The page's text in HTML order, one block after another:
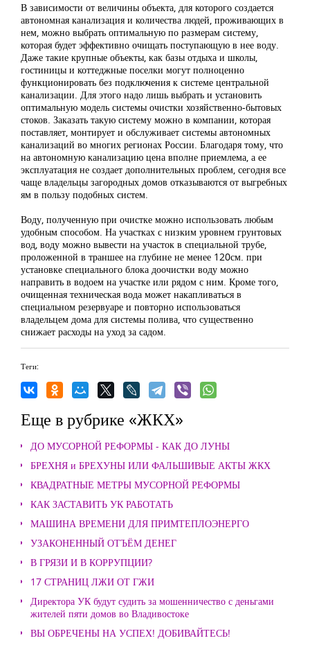
В зависимости от величины объекта, для которого создается
автономная канализация и количества людей, проживающих в
нем, можно выбрать оптимальную по размерам систему,
которая будет эффективно очищать поступающую в нее воду.
Даже такие крупные объекты, как базы отдыха и школы,
гостиницы и коттеджные поселки могут полноценно
функционировать без подключения к системе центральной
канализации. Для этого надо лишь выбрать и установить
оптимальную модель системы очистки хозяйственно-бытовых
стоков. Заказать такую систему можно в компании, которая
поставляет, монтирует и обслуживает системы автономных
канализаций во многих регионах России. Благодаря тому, что
на автономную канализацию цена вполне приемлема, а ее
эксплуатация не создает дополнительных проблем, сегодня все
чаще владельцы загородных домов отказываются от выгребных
ям в пользу подобных систем.
Воду, полученную при очистке можно использовать любым
удобным способом. На участках с низким уровнем грунтовых
вод, воду можно вывести на участок в специальной трубе,
проложенной в траншее на глубине не менее 120см. при
установке специального блока доочистки воду можно
направить в водоем на участке или рядом с ним. Кроме того,
очищенная техническая вода может накапливаться в
специальном резервуаре и повторно использоваться
владельцем дома для системы полива, что существенно
снижает расходы на уход за садом.
Теги:
Еще в рубрике «ЖКХ»
ДО МУСОРНОЙ РЕФОРМЫ - КАК ДО ЛУНЫ
БРЕХНЯ и БРЕХУНЫ ИЛИ ФАЛЬШИВЫЕ АКТЫ ЖКХ
КВАДРАТНЫЕ МЕТРЫ МУСОРНОЙ РЕФОРМЫ
КАК ЗАСТАВИТЬ УК РАБОТАТЬ
МАШИНА ВРЕМЕНИ ДЛЯ ПРИМТЕПЛОЭНЕРГО
УЗАКОНЕННЫЙ ОТЪЁМ ДЕНЕГ
В ГРЯЗИ И В КОРРУПЦИИ?
17 СТРАНИЦ ЛЖИ ОТ ГЖИ
Директора УК будут судить за мошенничество с деньгами
жителей пяти домов во Владивостоке
ВЫ ОБРЕЧЕНЫ НА УСПЕХ! ДОБИВАЙТЕСЬ!